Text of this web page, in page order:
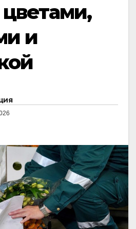
и